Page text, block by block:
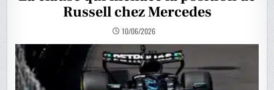
Russell chez Mercedes
10/06/2026